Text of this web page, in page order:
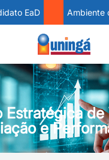
EaD Ambiente
Estratégica de
e